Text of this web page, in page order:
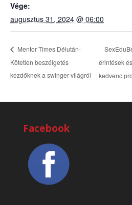
Vége:
augusztus 31, 2024 @ 06:00
Mentor Times Délután-
Kötetlen beszélgetés
kezdőknek a swinger világról
érintések
kedvenc
Facebook